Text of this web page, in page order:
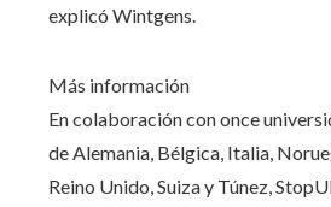
explicó Wintgens.
Más información
En colaboración con once
de Alemania, Bélgica, Italia,
Reino Unido, Suiza y Túnez,